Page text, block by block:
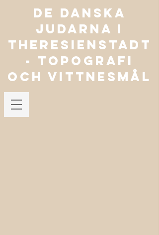
De danska
judarna i
Theresienstadt
- TOPOGRAFI
OCH VITTNESMÅL